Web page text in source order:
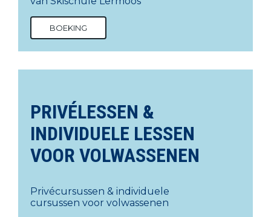
BOEKING
PRIVÉLESSEN &
INDIVIDUELE LESSEN
VOOR VOLWASSENEN
Privécursussen & individuele
cursussen voor volwassenen